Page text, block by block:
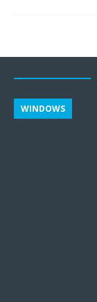
WINDOWS